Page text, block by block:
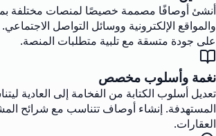
والمواقع الإلكترونية ووسائل التواصل
على جودة متسقة مع تلبية متطلبات المنصة.
نغمة وأسلوب مخصص
تعديل أسلوب الكتابة من الفخامة إلى العادية
المستهدفة. إنشاء أوصاف تتناسب مع شرائح
العقارات.